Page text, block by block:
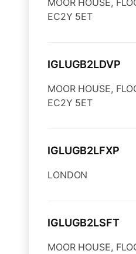
MOOR HOUSE,
EC2Y 5ET
IGLUGB2LDVP
MOOR HOUSE,
EC2Y 5ET
IGLUGB2LFXP
LONDON
IGLUGB2LSFT
MOOR HOUSE,